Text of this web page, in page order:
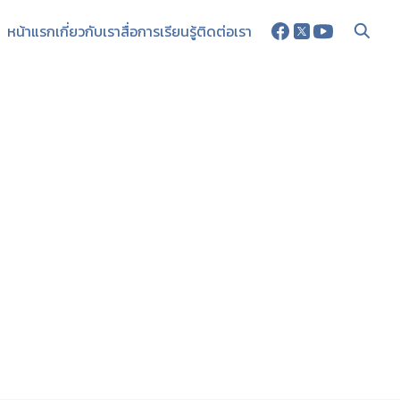
หน้าแรกเกี่ยวกับเราสื่อการเรียนรู้ติดต่อเรา